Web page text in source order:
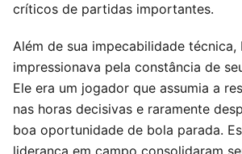
críticos de partidas importantes.
Além de sua impecabilidade técnica,
impressionava pela constância de
Ele era um jogador que assumia a
nas horas decisivas e raramente
boa oportunidade de bola parada.